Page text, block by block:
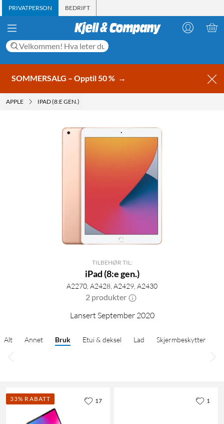
PRIVATPERSON BEDRIFT
SOMMERSALG – Opptil 50 % →
APPLE IPAD (8:E GEN.)
TILBEHØR TIL:
iPad (8:e gen.)
A2270, A2428, A2429, A2430
2 produkter
Lansert September 2020
Alt Annet Bruk Etui & deksel Lad Skjermbeskytter
33% RABATT 17 1